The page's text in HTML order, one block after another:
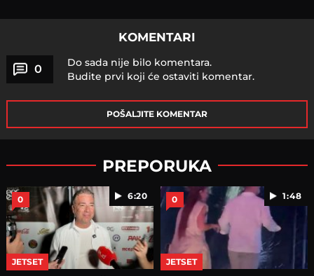
KOMENTARI
0
Do sada nije bilo komentara.
Budite prvi koji će ostaviti komentar.
POŠALJITE KOMENTAR
PREPORUKA
6:20
0
JETSET
1:48
0
JETSET